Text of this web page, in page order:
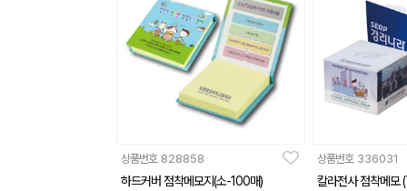
상품번호 828858
하드커버 점착메모지(소-100매)
상품번호 336031
칼라전사 점착메